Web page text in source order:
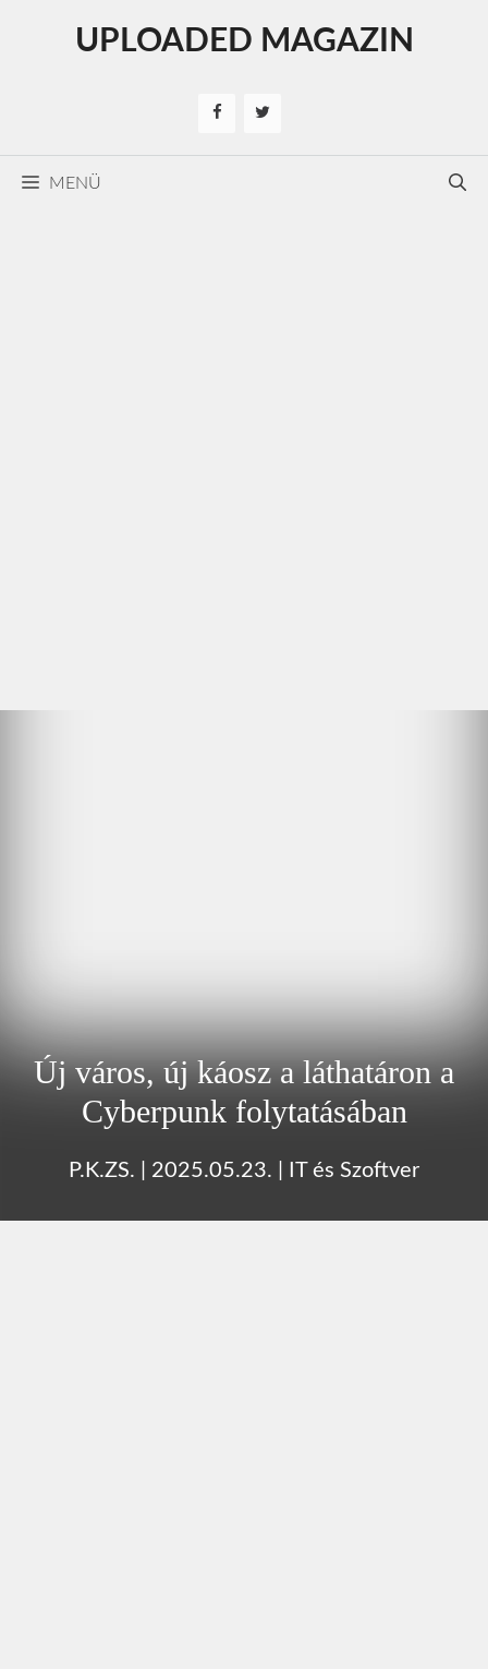
UPLOADED MAGAZIN
MENÜ
Új város, új káosz a láthatáron a
Cyberpunk folytatásában
P.K.ZS. 2025.05.23. IT és Szoftver